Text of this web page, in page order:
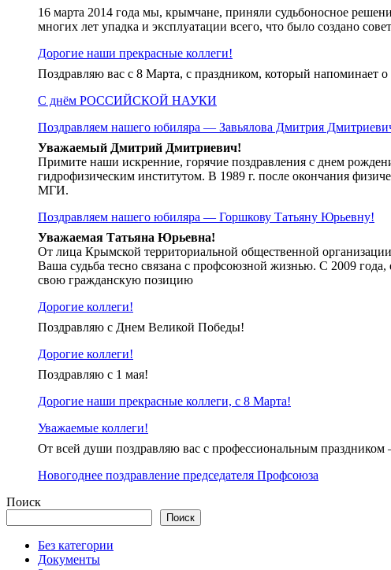
16 марта 2014 года мы, крымчане, приняли судьбоносное
многих лет упадка и эксплуатации всего, что было создано
Дорогие наши прекрасные коллеги!
Поздравляю вас с 8 Марта, с праздником, который напоминает
С днём РОССИЙСКОЙ НАУКИ
Поздравляем нашего юбиляра — Завьялова Дмитрия
Уважаемый Дмитрий Дмитриевич!
Примите наши искренние, горячие поздравления с днем
гидрофизическим институтом. В 1989 г. после окончания
МГИ.
Поздравляем нашего юбиляра — Горшкову Татьяну Юрьевну!
Уважаемая Татьяна Юрьевна!
От лица Крымской территориальной общественной
Ваша судьба тесно связана с профсоюзной жизнью. С 2009
свою гражданскую позицию
Дорогие коллеги!
Поздравляю с Днем Великой Победы!
Дорогие коллеги!
Поздравляю с 1 мая!
Дорогие наши прекрасные коллеги, с 8 Марта!
Уважаемые коллеги!
От всей души поздравляю вас с профессиональным
Новогоднее поздравление председателя Профсоюза
Поиск
Поиск
Без категории
Документы